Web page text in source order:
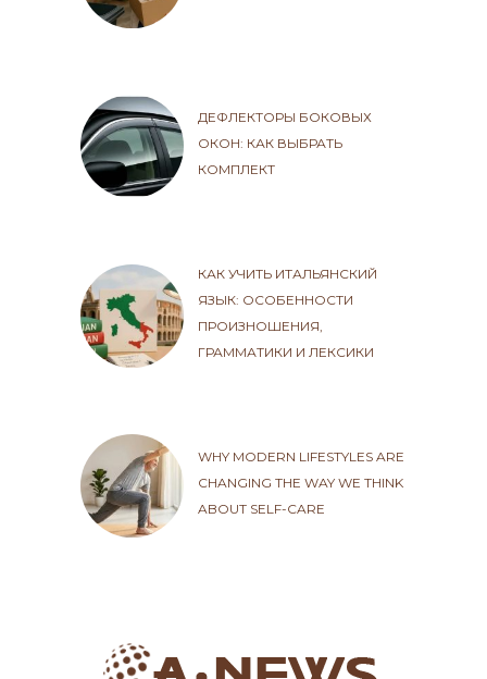
ДЕФЛЕКТОРЫ БОКОВЫХ
ОКОН: КАК ВЫБРАТЬ
КОМПЛЕКТ
КАК УЧИТЬ ИТАЛЬЯНСКИЙ
ЯЗЫК: ОСОБЕННОСТИ
ПРОИЗНОШЕНИЯ,
ГРАММАТИКИ И ЛЕКСИКИ
WHY MODERN LIFESTYLES ARE
CHANGING THE WAY WE THINK
ABOUT SELF-CARE